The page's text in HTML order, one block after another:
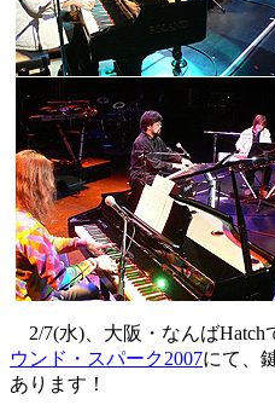
2/7(水)、大阪・なんばHatch
ウンド・スパーク2007にて、
あります！